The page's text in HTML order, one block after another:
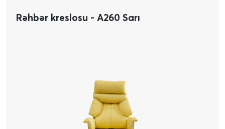
Rəhbər kreslosu - A260 Sarı